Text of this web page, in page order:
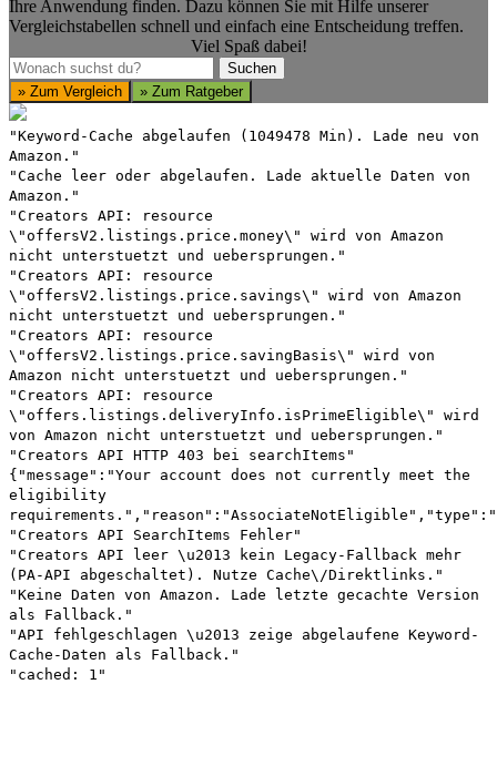
Ihre Anwendung finden. Dazu können Sie mit Hilfe unserer
Vergleichstabellen schnell und einfach eine Entscheidung treffen.
Viel Spaß dabei!
Suchen
Suchen
» Zum Vergleich
» Zum Ratgeber
"Keyword-Cache abgelaufen (1049478 Min). Lade neu von
Amazon."
"Cache leer oder abgelaufen. Lade aktuelle Daten von
Amazon."
"Creators API: resource
\"offersV2.listings.price.money\" wird von Amazon
nicht unterstuetzt und uebersprungen."
"Creators API: resource
\"offersV2.listings.price.savings\" wird von Amazon
nicht unterstuetzt und uebersprungen."
"Creators API: resource
\"offersV2.listings.price.savingBasis\" wird von
Amazon nicht unterstuetzt und uebersprungen."
"Creators API: resource
\"offers.listings.deliveryInfo.isPrimeEligible\" wird
von Amazon nicht unterstuetzt und uebersprungen."
"Creators API HTTP 403 bei searchItems"
{"message":"Your account does not currently meet the
eligibility
"Creators API SearchItems Fehler"
"Creators API leer \u2013 kein Legacy-Fallback mehr
(PA-API abgeschaltet). Nutze Cache\/Direktlinks."
"Keine Daten von Amazon. Lade letzte gecachte Version
als Fallback."
"API fehlgeschlagen \u2013 zeige abgelaufene Keyword-
Cache-Daten als Fallback."
"cached: 1"